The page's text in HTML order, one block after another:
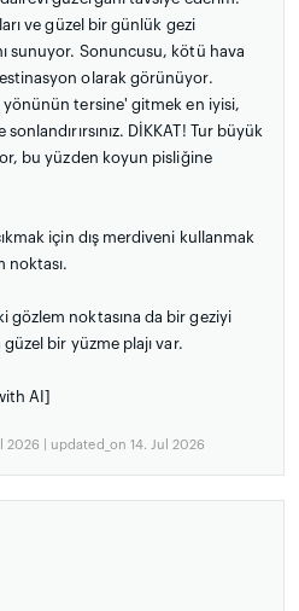
ve güzel bir günlük gezi
sunuyor. Sonuncusu, kötü hava
olarak görünüyor.
yönünün tersine' gitmek en iyisi,
DİKKAT! Tur büyük
bu yüzden koyun pisliğine
için dış merdiveni kullanmak
noktası.
noktasına da bir geziyi
bir yüzme plajı var.
AI]
| updated_on 14. Jul 2026